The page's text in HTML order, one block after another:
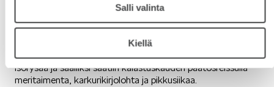
Salli valinta
Kiellä
ammattikalastuksen, meripelastuksen, kantosiipisurffauksen
ja perhokalastuksen näkökulmasta.
Kärrynpyörät Kymijoen ”kinkkubingolla” eivät hevin unohdu,
eivät myöskään ne aallokot, joissa lähdettiin kokemaan
isorysää ja saaliiksi saatiin kalastuskauden päätösreissulla
meritaimenta, karkurikirjolohta ja pikkusiikaa.